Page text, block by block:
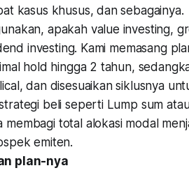
kasus khusus, dan sebagainya.
apakah value investing,
investing. Kami memasang
hold hingga 2 tahun,
dan disesuaikan siklusnya
beli seperti Lump sum
membagi total alokasi modal
emiten.
plan-nya